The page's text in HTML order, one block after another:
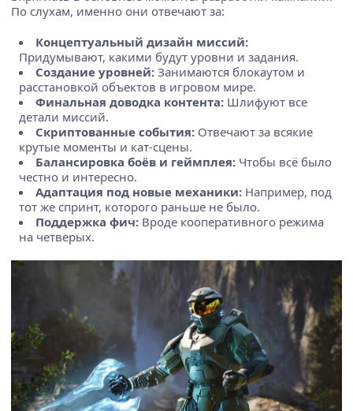
По слухам, именно они отвечают за:
Концептуальный дизайн миссий:
Придумывают, какими будут уровни и задания.
Создание уровней: Занимаются блокаутом и
расстановкой объектов в игровом мире.
Финальная доводка контента: Шлифуют все
детали миссий.
Скриптованные события: Отвечают за всякие
крутые моменты и кат-сцены.
Балансировка боёв и геймплея: Чтобы всё было
честно и интересно.
Адаптация под новые механики: Например, под
тот же спринт, которого раньше не было.
Поддержка фич: Вроде кооперативного режима
на четверых.